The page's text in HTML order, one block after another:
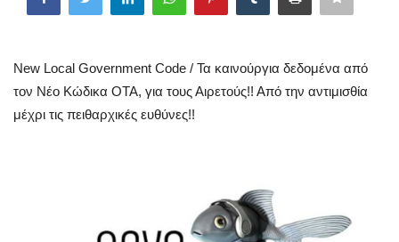
Mykonos
Mykonos Ticker TV
Sport
New Local Government Code / Τα καινούργια δεδομένα από
τον Νέο Κώδικα ΟΤΑ, για τους Αιρετούς!! Από την αντιμισθία
μέχρι τις πειθαρχικές ευθύνες!!